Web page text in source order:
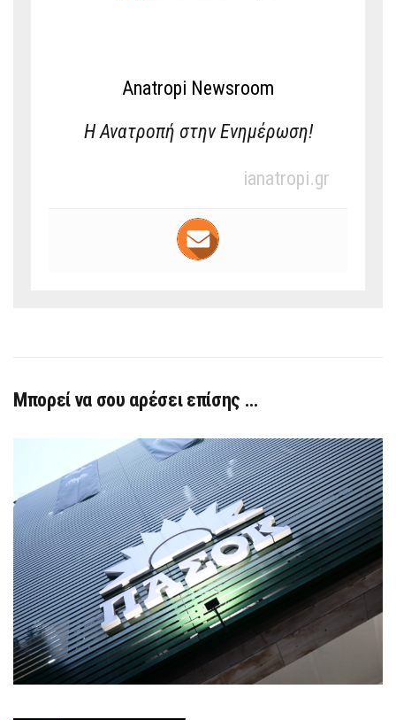
Anatropi Newsroom
Η Ανατροπή στην Ενημέρωση!
ianatropi.gr
Μπορεί να σου αρέσει επίσης …